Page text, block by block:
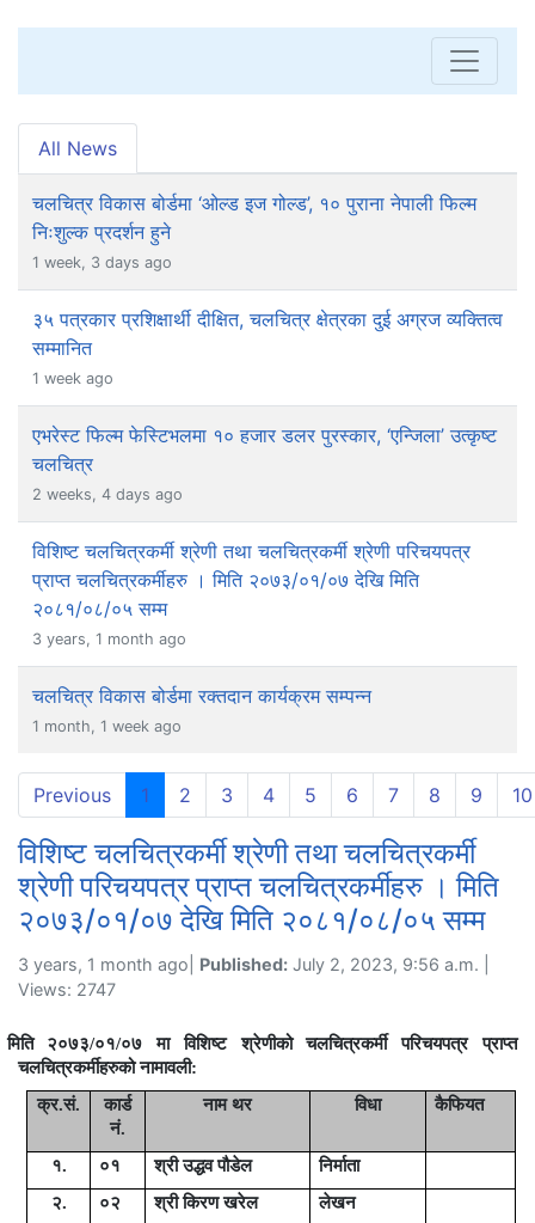
All News
चलचित्र विकास बोर्डमा ‘ओल्ड इज गोल्ड’, १० पुराना नेपाली फिल्म
निःशुल्क प्रदर्शन हुने
1 week, 3 days ago
३५ पत्रकार प्रशिक्षार्थी दीक्षित, चलचित्र क्षेत्रका दुई अग्रज व्यक्तित्व
सम्मानित
1 week ago
एभरेस्ट फिल्म फेस्टिभलमा १० हजार डलर पुरस्कार, ‘एन्जिला’ उत्कृष्ट
चलचित्र
2 weeks, 4 days ago
विशिष्ट चलचित्रकर्मी श्रेणी तथा चलचित्रकर्मी श्रेणी परिचयपत्र
प्राप्त चलचित्रकर्मीहरु । मिति २०७३/०१/०७ देखि मिति
२०८१/०८/०५ सम्म
3 years, 1 month ago
चलचित्र विकास बोर्डमा रक्तदान कार्यक्रम सम्पन्न
1 month, 1 week ago
Previous 1 (current)
2 3 4 5 6 7 8 9 10
विशिष्ट चलचित्रकर्मी श्रेणी तथा चलचित्रकर्मी
श्रेणी परिचयपत्र प्राप्त चलचित्रकर्मीहरु । मिति
२०७३/०१/०७ देखि मिति २०८१/०८/०५ सम्म
3 years, 1 month ago| Published: July 2, 2023, 9:56 a.m. |
Views: 2747
मिति २०७३/०१/०७ मा विशिष्ट श्रेणीको चलचित्रकर्मी
परिचयपत्र प्राप्त
चलचित्रकर्मीहरुको नामावली:
क्र.सं.
कार्ड
नं.
नाम थर विधा कैफियत
१. ०१ श्री उद्धव पौडेल
निर्माता
२.
०२ श्री किरण खरेल
लेखन